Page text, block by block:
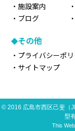
施設案内
ブログ
その他
プライバシーポ
サイトマップ
© 2016 広島市西区己斐（
型
This